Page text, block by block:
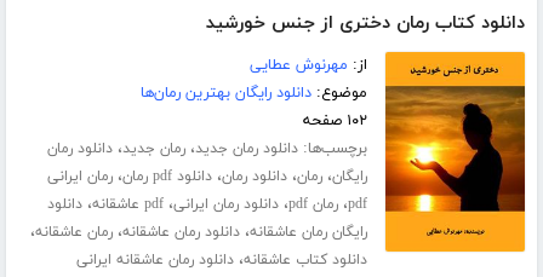
دانلود کتاب رمان دختری از جنس خورشید
از: مهرنوش عطایی
موضوع:دانلود رایگان بهترین رمان‌ها
۱۰۲ صفحه
برچسب‌ها:دانلود رمان جدید،رمان جدید،دانلود رمان
رایگان،رمان،دانلود رمان،دانلود pdf رمان ،رمان ایرانی
pdf،رمان pdf ،دانلود رمان ایرانی،pdf عاشقانه ،دانلود
رایگان رمان عاشقانه،دانلود رمان عاشقانه،رمان عاشقانه،
دانلود کتاب عاشقانه،دانلود رمان عاشقانه ایرانی